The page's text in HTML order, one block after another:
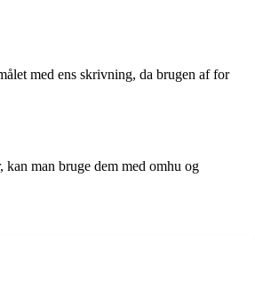
med ens skrivning, da brugen af for
man bruge dem med omhu og